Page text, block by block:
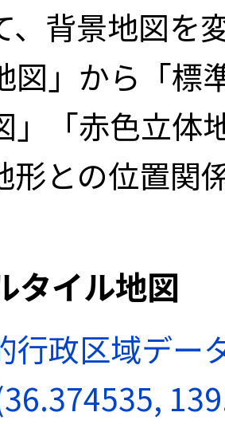
、背景地図を
図」から「
」「赤色立体
形との位置関
タイル地図
行政区域デー